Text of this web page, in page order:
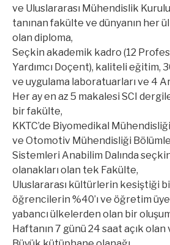
ve Uluslararası Mühendislik
tanınan fakülte ve dünyanın her
olan diploma,
Seçkin akademik kadro (12
Yardımcı Doçent), kaliteli eğitim,
ve uygulama laboratuarları ve 4
Her ay en az 5 makalesi SCI
bir fakülte,
KKTC’de Biyomedikal
ve Otomotiv Mühendisliği
Sistemleri Anabilim Dalında
olanakları olan tek Fakülte,
Uluslararası kültürlerin kesiştiği
öğrencilerin %40’ı ve öğretim
yabancı ülkelerden olan bir
Haftanın 7 günü 24 saat açık